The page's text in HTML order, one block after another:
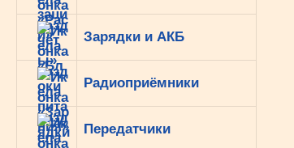
Зарядки и АКБ
Радиоприёмники
Передатчики